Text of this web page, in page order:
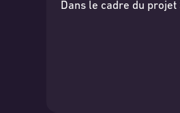
Dans le cadre du